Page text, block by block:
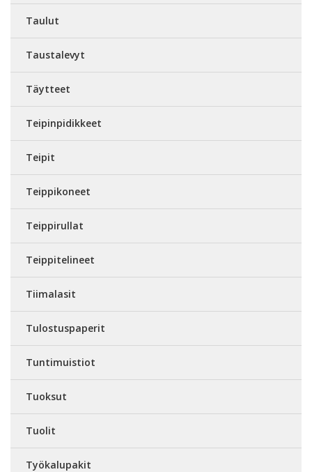
Taulut
Taustalevyt
Täytteet
Teipinpidikkeet
Teipit
Teippikoneet
Teippirullat
Teippitelineet
Tiimalasit
Tulostuspaperit
Tuntimuistiot
Tuoksut
Tuolit
Työkalupakit